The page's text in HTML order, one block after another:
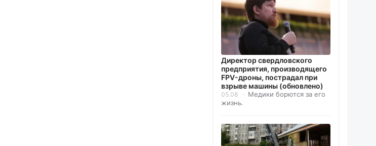
Директор свердловского
предприятия, производящего
FPV-дроны, пострадал при
взрыве машины (обновлено)
05.08
Медики борются за его
жизнь.